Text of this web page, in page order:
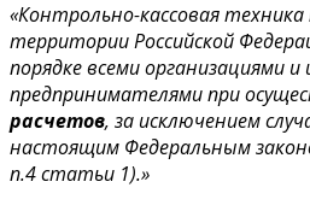
«Контрольно-кассовая
территории Российской
порядке всеми организациями
предпринимателями при
расчетов, за исключением
настоящим Федеральным
п.4 статьи 1).»